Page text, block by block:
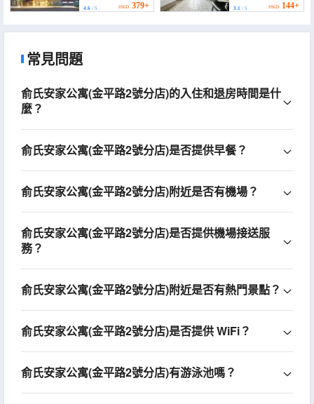
Dongchuan Road))
4.6 / 5 HKD 379+ 3.1/ 5 HKD 144+
常見問題
俞氏安家公寓(金平路2號分店)的入住和退房時間是什
麼？
俞氏安家公寓(金平路2號分店)是否提供早餐？
俞氏安家公寓(金平路2號分店)附近是否有機場？
俞氏安家公寓(金平路2號分店)是否提供機場接送服
務？
俞氏安家公寓(金平路2號分店)附近是否有熱門景點？
俞氏安家公寓(金平路2號分店)是否提供 WiFi？
俞氏安家公寓(金平路2號分店)有游泳池嗎？